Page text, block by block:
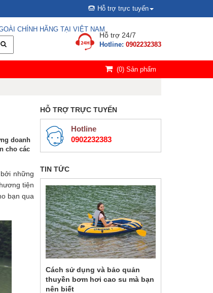
Hỗ trợ trực tuyến
CHÍNH HÃNG TẠI VIỆT NAM
Hỗ trợ 24/7
Hotline: 0902232383
(0) Sản phẩm
HỖ TRỢ TRỰC TUYẾN
Hotline
0902232383
TIN TỨC
Cách sử dụng và bảo quản
thuyền bơm hơi cao su mà bạn
nên biết
doanh
cho các
những
tiện
bạn qua